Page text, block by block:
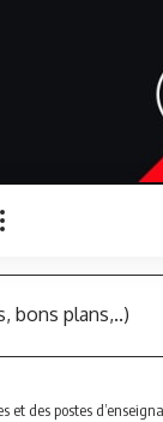
bons plans,..)
et des postes